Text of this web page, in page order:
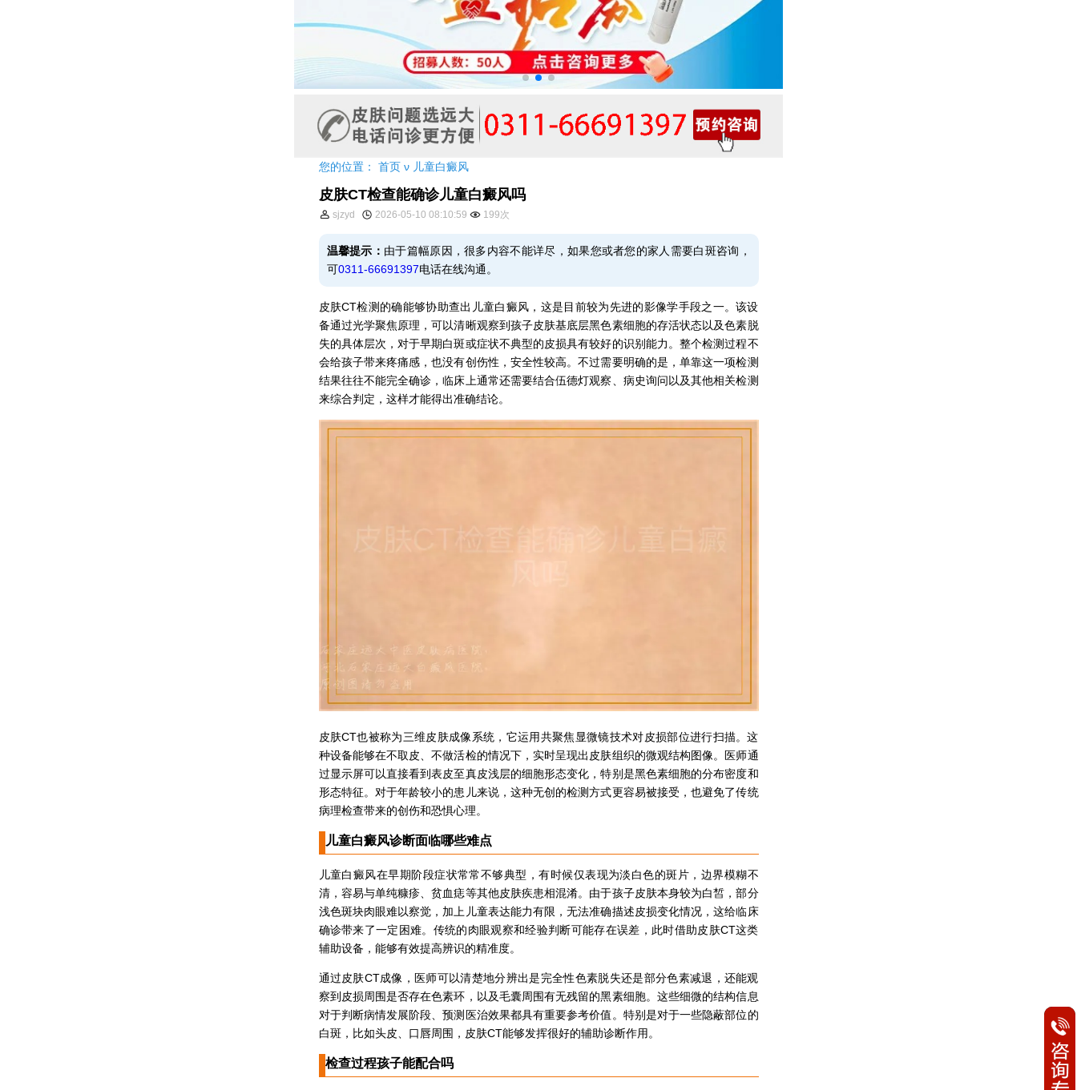
您的位置： 首页ν 儿童白癜风
皮肤CT检查能确诊儿童白癜风吗
sjzyd 2026-05-10 08:10:59 199次
温馨提示： 由于篇幅原因，很多内容不能详尽，如果您或者您的家人需要白斑咨询，
可0311-66691397电话在线沟通。
皮肤CT检测的确能够协助查出儿童白癜风，这是目前较为先进的影像学手段之一。该设
备通过光学聚焦原理，可以清晰观察到孩子皮肤基底层黑色素细胞的存活状态以及色素脱
失的具体层次，对于早期白斑或症状不典型的皮损具有较好的识别能力。整个检测过程不
会给孩子带来疼痛感，也没有创伤性，安全性较高。不过需要明确的是，单靠这一项检测
结果往往不能完全确诊，临床上通常还需要结合伍德灯观察、病史询问以及其他相关检测
来综合判定，这样才能得出准确结论。
皮肤CT也被称为三维皮肤成像系统，它运用共聚焦显微镜技术对皮损部位进行扫描。这
种设备能够在不取皮、不做活检的情况下，实时呈现出皮肤组织的微观结构图像。医师通
过显示屏可以直接看到表皮至真皮浅层的细胞形态变化，特别是黑色素细胞的分布密度和
形态特征。对于年龄较小的患儿来说，这种无创的检测方式更容易被接受，也避免了传统
病理检查带来的创伤和恐惧心理。
儿童白癜风诊断面临哪些难点
儿童白癜风在早期阶段症状常常不够典型，有时候仅表现为淡白色的斑片，边界模糊不
清，容易与单纯糠疹、贫血痣等其他皮肤疾患相混淆。由于孩子皮肤本身较为白皙，部分
浅色斑块肉眼难以察觉，加上儿童表达能力有限，无法准确描述皮损变化情况，这给临床
确诊带来了一定困难。传统的肉眼观察和经验判断可能存在误差，此时借助皮肤CT这类
辅助设备，能够有效提高辨识的精准度。
通过皮肤CT成像，医师可以清楚地分辨出是完全性色素脱失还是部分色素减退，还能观
察到皮损周围是否存在色素环，以及毛囊周围有无残留的黑素细胞。这些细微的结构信息
对于判断病情发展阶段、预测医治效果都具有重要参考价值。特别是对于一些隐蔽部位的
白斑，比如头皮、口唇周围，皮肤CT能够发挥很好的辅助诊断作用。
检查过程孩子能配合吗